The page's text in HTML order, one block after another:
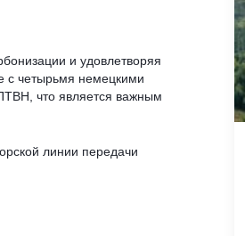
и удовлетворяя
с четырьмя немецкими
что является важным
линии передачи